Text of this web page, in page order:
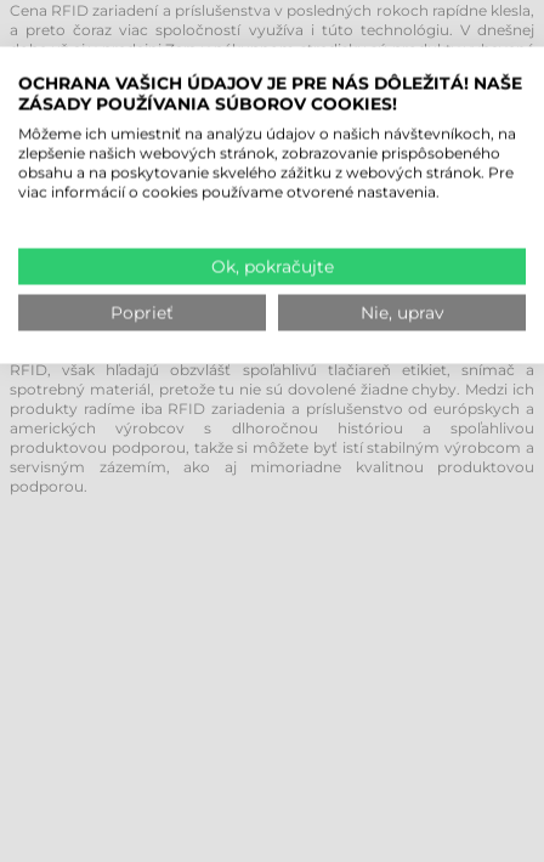
Cena RFID zariadení a príslušenstva v posledných rokoch rapídne klesla,
a preto čoraz viac spoločností využíva i túto technológiu. V dnešnej
dobe už aj v predajni Zara v nákupnom stredisku sú produkty vybavené
RFID etiketami, a zabalením produktov do automatickej pokladne je
možné uskutočniť platbu bezchybne a výrazne rýchlejšie ako pri
prevádzke bežnej hotovosti. Využitie RFID tlačiarní etikiet / RFID etikiet
však nenašlo svoju oporu len v obchode, pretože táto technológia
výrazne urýchľuje aj každodenné logistické procesy.
NA ZÁKLADE AKÝCH KRITÉRIÍ BY STE SI
ETIKIET?
Na základe našich viac ako 20-ročných skúseností už dobre poznáme
trh. Sme si vedomí toho, že niektoré internetové obchody ponúkajú
produkty od výrobcov z ďalekého východu, ktoré v skutočnosti nie sú
RFID, však hľadajú obzvlášť spoľahlivú tlačiareň etikiet, snímač a
spotrebný materiál, pretože tu nie sú dovolené žiadne chyby. Medzi ich
produkty radíme iba RFID zariadenia a príslušenstvo od európskych a
amerických výrobcov s dlhoročnou históriou a spoľahlivou
produktovou podporou, takže si môžete byť istí stabilným výrobcom a
servisným zázemím, ako aj mimoriadne kvalitnou produktovou
podporou.
OCHRANA VAŠICH ÚDAJOV JE PRE NÁS DÔLEŽITÁ! NAŠE
ZÁSADY POUŽÍVANIA SÚBOROV COOKIES!
Môžeme ich umiestniť na analýzu údajov o našich návštevníkoch, na
zlepšenie našich webových stránok, zobrazovanie prispôsobeného
obsahu a na poskytovanie skvelého zážitku z webových stránok. Pre
viac informácií o cookies používame otvorené nastavenia.
Ok, pokračujte
Poprieť Nie, uprav